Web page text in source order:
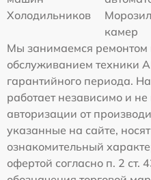
Холодильников
камер
Мы занимаемся ремонтом
обслуживанием техники
гарантийного периода.
работает независимо и
авторизации от
указанные на сайте,
ознакомительный
офертой согласно п. 2